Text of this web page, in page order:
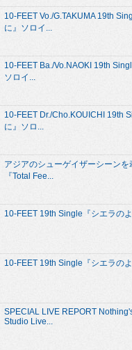
10-FEET Vo./G.TAKUMA 19th
に』ソロイ...
10-FEET Ba./Vo.NAOKI 19th
ソロイ...
10-FEET Dr./Cho.KOUICHI 19th
に』ソロ...
アジアのシューゲイザーシーンを
『Total Fee...
10-FEET 19th Single『シエラの
10-FEET 19th Single『シエラの
SPECIAL LIVE REPORT
Studio Live...